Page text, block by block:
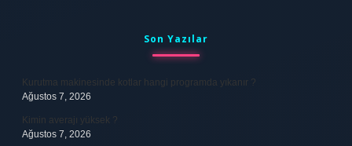
Son Yazılar
Kurutma makinesinde kotlar hangi programda yıkanır ?
Ağustos 7, 2026
Kimin averajı yüksek ?
Ağustos 7, 2026